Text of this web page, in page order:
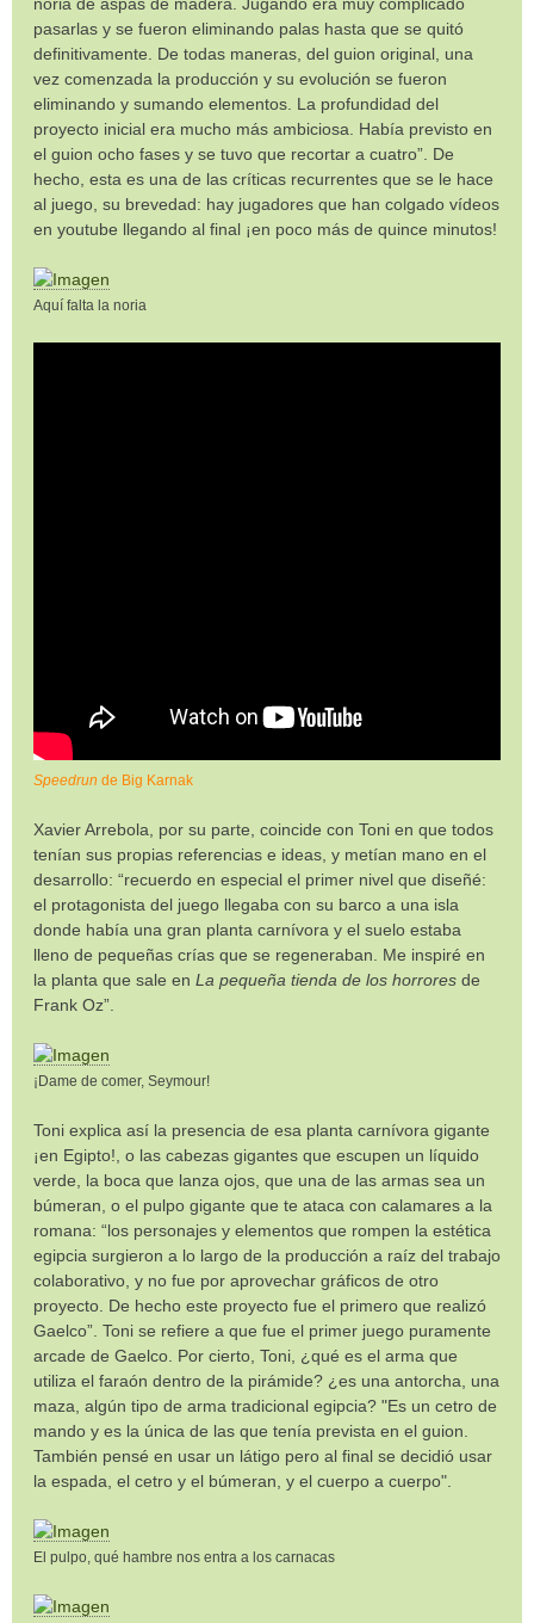
pasarlas y se fueron eliminando palas hasta que se quitó
definitivamente. De todas maneras, del guion original, una
vez comenzada la producción y su evolución se fueron
eliminando y sumando elementos. La profundidad del
proyecto inicial era mucho más ambiciosa. Había previsto en
el guion ocho fases y se tuvo que recortar a cuatro”. De
hecho, esta es una de las críticas recurrentes que se le hace
al juego, su brevedad: hay jugadores que han colgado vídeos
en youtube llegando al final ¡en poco más de quince minutos!
Aquí falta la noria
Speedrun de Big Karnak
Xavier Arrebola, por su parte, coincide con Toni en que todos
tenían sus propias referencias e ideas, y metían mano en el
desarrollo: “recuerdo en especial el primer nivel que diseñé:
el protagonista del juego llegaba con su barco a una isla
donde había una gran planta carnívora y el suelo estaba
lleno de pequeñas crías que se regeneraban. Me inspiré en
la planta que sale en La pequeña tienda de los horrores de
Frank Oz”.
¡Dame de comer, Seymour!
Toni explica así la presencia de esa planta carnívora gigante
¡en Egipto!, o las cabezas gigantes que escupen un líquido
verde, la boca que lanza ojos, que una de las armas sea un
búmeran, o el pulpo gigante que te ataca con calamares a la
romana: “los personajes y elementos que rompen la estética
egipcia surgieron a lo largo de la producción a raíz del trabajo
colaborativo, y no fue por aprovechar gráficos de otro
proyecto. De hecho este proyecto fue el primero que realizó
Gaelco”. Toni se refiere a que fue el primer juego puramente
arcade de Gaelco. Por cierto, Toni, ¿qué es el arma que
utiliza el faraón dentro de la pirámide? ¿es una antorcha, una
maza, algún tipo de arma tradicional egipcia? "Es un cetro de
mando y es la única de las que tenía prevista en el guion.
También pensé en usar un látigo pero al final se decidió usar
la espada, el cetro y el búmeran, y el cuerpo a cuerpo".
El pulpo, qué hambre nos entra a los carnacas